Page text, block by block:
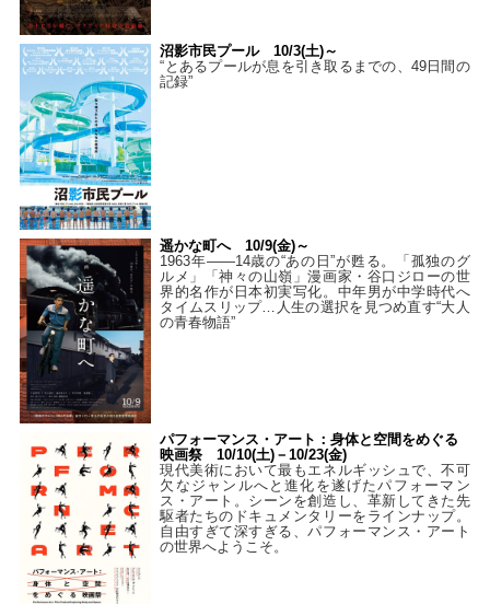
沼影市民プール 10/3(土)～
“とあるプールが息を引き取るまでの、49日間の
記録”
遥かな町へ 10/9(金)～
1963年――14歳の“あの日”が甦る。「孤独のグ
ルメ」「神々の山嶺」漫画家・谷口ジローの世
界的名作が日本初実写化。中年男が中学時代へ
タイムスリップ…人生の選択を見つめ直す“大人
の青春物語”
パフォーマンス・アート：身体と空間をめぐる
映画祭 10/10(土)－10/23(金)
現代美術において最もエネルギッシュで、不可
欠なジャンルへと進化を遂げたパフォーマン
ス・アート。シーンを創造し、革新してきた先
駆者たちのドキュメンタリーをラインナップ。
自由すぎて深すぎる、パフォーマンス・アート
の世界へようこそ。